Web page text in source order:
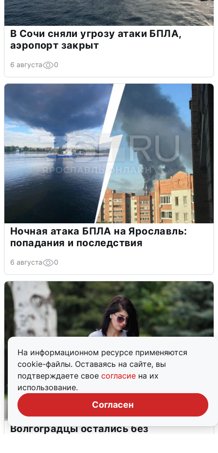
На информационном ресурсе применяются
cookie-файлы. Оставаясь на сайте, вы
подтверждаете свое согласие на их
использование.
Согласен
В Сочи сняли угрозу атаки БПЛА,
аэропорт закрыт
6 августа 0
Ночная атака БПЛА на Ярославль:
попадания и последствия
6 августа 0
Волгоградцы остались без